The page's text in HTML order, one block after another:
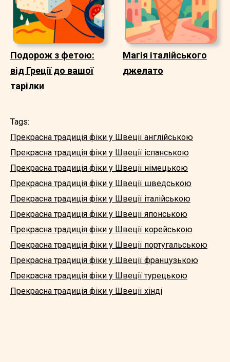
Подорож з фетою:
від Греції до вашої
тарілки
Магія італійського
джелато
Tags:
Прекрасна традиція фіки у Швеції англійською
Прекрасна традиція фіки у Швеції іспанською
Прекрасна традиція фіки у Швеції німецькою
Прекрасна традиція фіки у Швеції шведською
Прекрасна традиція фіки у Швеції італійською
Прекрасна традиція фіки у Швеції японською
Прекрасна традиція фіки у Швеції корейською
Прекрасна традиція фіки у Швеції португальською
Прекрасна традиція фіки у Швеції французькою
Прекрасна традиція фіки у Швеції турецькою
Прекрасна традиція фіки у Швеції хінді